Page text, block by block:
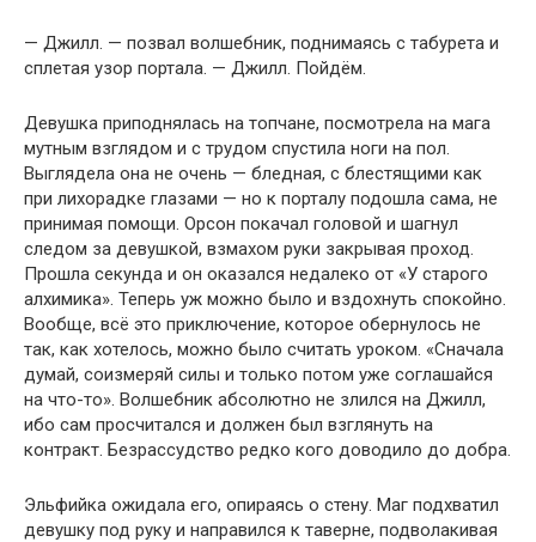
— Джилл. — позвал волшебник, поднимаясь с табурета и
сплетая узор портала. — Джилл. Пойдём.
Девушка приподнялась на топчане, посмотрела на мага
мутным взглядом и с трудом спустила ноги на пол.
Выглядела она не очень — бледная, с блестящими как
при лихорадке глазами — но к порталу подошла сама, не
принимая помощи. Орсон покачал головой и шагнул
следом за девушкой, взмахом руки закрывая проход.
Прошла секунда и он оказался недалеко от «У старого
алхимика». Теперь уж можно было и вздохнуть спокойно.
Вообще, всё это приключение, которое обернулось не
так, как хотелось, можно было считать уроком. «Сначала
думай, соизмеряй силы и только потом уже соглашайся
на что-то». Волшебник абсолютно не злился на Джилл,
ибо сам просчитался и должен был взглянуть на
контракт. Безрассудство редко кого доводило до добра.
Эльфийка ожидала его, опираясь о стену. Маг подхватил
девушку под руку и направился к таверне, подволакивая